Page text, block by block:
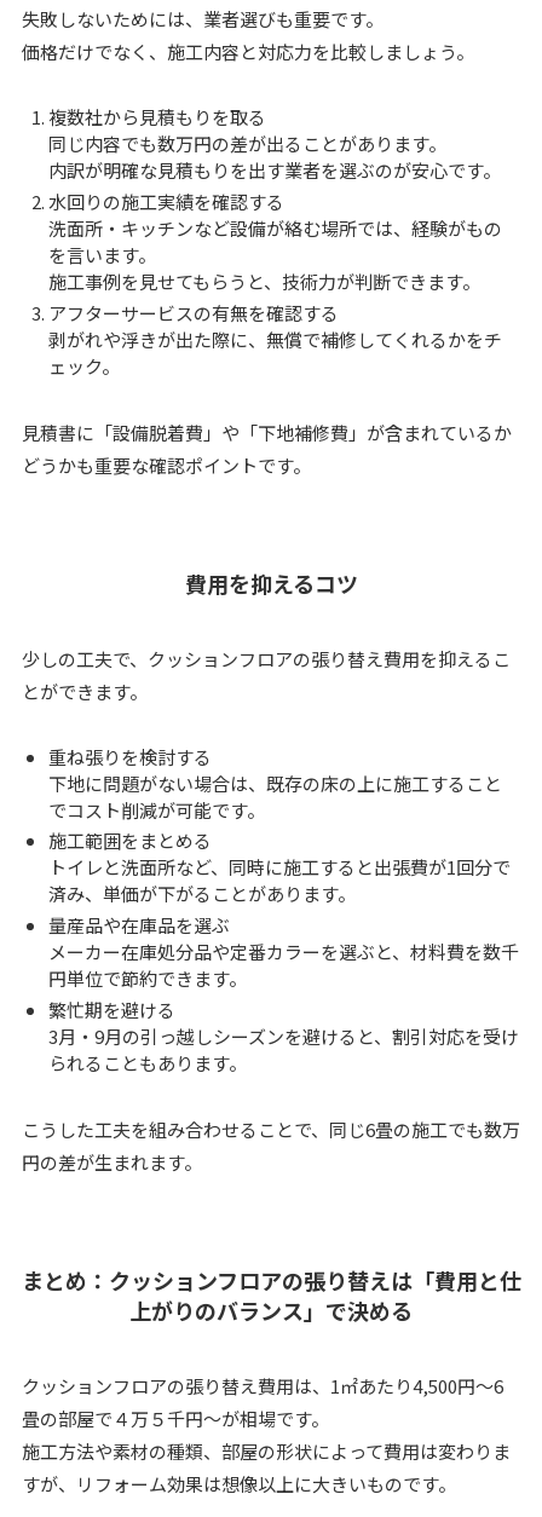
失敗しないためには、業者選びも重要です。
価格だけでなく、施工内容と対応力を比較しましょう。
複数社から見積もりを取る
同じ内容でも数万円の差が出ることがあります。
内訳が明確な見積もりを出す業者を選ぶのが安心です。
水回りの施工実績を確認する
洗面所・キッチンなど設備が絡む場所では、経験がもの
を言います。
施工事例を見せてもらうと、技術力が判断できます。
アフターサービスの有無を確認する
剥がれや浮きが出た際に、無償で補修してくれるかをチ
ェック。
見積書に「設備脱着費」や「下地補修費」が含まれているか
どうかも重要な確認ポイントです。
費用を抑えるコツ
少しの工夫で、クッションフロアの張り替え費用を抑えるこ
とができます。
重ね張りを検討する
下地に問題がない場合は、既存の床の上に施工すること
でコスト削減が可能です。
施工範囲をまとめる
トイレと洗面所など、同時に施工すると出張費が1回分で
済み、単価が下がることがあります。
量産品や在庫品を選ぶ
メーカー在庫処分品や定番カラーを選ぶと、材料費を数千
円単位で節約できます。
繁忙期を避ける
3月・9月の引っ越しシーズンを避けると、割引対応を受け
られることもあります。
こうした工夫を組み合わせることで、同じ6畳の施工でも数万
円の差が生まれます。
まとめ：クッションフロアの張り替えは「費用と仕
上がりのバランス」で決める
クッションフロアの張り替え費用は、1㎡あたり4,500円～6
畳の部屋で４万５千円～が相場です。
施工方法や素材の種類、部屋の形状によって費用は変わりま
すが、リフォーム効果は想像以上に大きいものです。